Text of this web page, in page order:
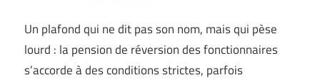
Un plafond qui ne dit pas son nom, mais qui pèse
lourd : la pension de réversion des fonctionnaires
s’accorde à des conditions strictes, parfois